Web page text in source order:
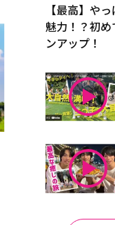
【最高】や
魅力！？初
ンアップ！